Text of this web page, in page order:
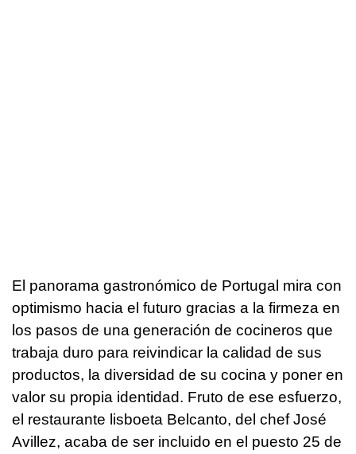
El panorama gastronómico de Portugal mira con
optimismo hacia el futuro gracias a la firmeza en
los pasos de una generación de cocineros que
trabaja duro para reivindicar la calidad de sus
productos, la diversidad de su cocina y poner en
valor su propia identidad. Fruto de ese esfuerzo,
el restaurante lisboeta Belcanto, del chef José
Avillez, acaba de ser incluido en el puesto 25 de